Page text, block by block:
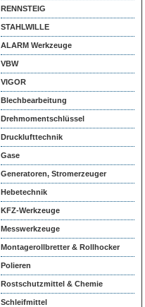
RENNSTEIG
STAHLWILLE
ALARM Werkzeuge
VBW
VIGOR
Blechbearbeitung
Drehmomentschlüssel
Drucklufttechnik
Gase
Generatoren, Stromerzeuger
Hebetechnik
KFZ-Werkzeuge
Messwerkzeuge
Montagerollbretter & Rollhocker
Polieren
Rostschutzmittel & Chemie
Schleifmittel